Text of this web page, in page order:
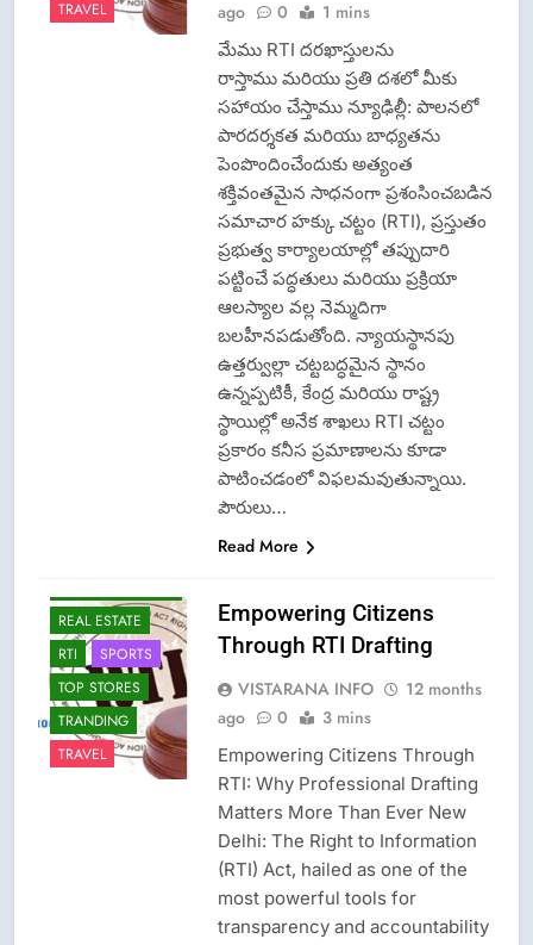
TRAVEL
ago
0 1 mins
మేము RTI దరఖాస్తులను
రాస్తాము మరియు ప్రతి దశలో మీకు
సహాయం చేస్తాము న్యూఢిల్లీ: పాలనలో
పారదర్శకత మరియు బాధ్యతను
పెంపొందించేందుకు అత్యంత
శక్తివంతమైన సాధనంగా ప్రశంసించబడిన
సమాచార హక్కు చట్టం (RTI), ప్రస్తుతం
ప్రభుత్వ కార్యాలయాల్లో తప్పుదారి
పట్టించే పద్ధతులు మరియు ప్రక్రియా
ఆలస్యాల వల్ల నెమ్మదిగా
బలహీనపడుతోంది. న్యాయస్థానపు
ఉత్తర్వుల్లా చట్టబద్ధమైన స్థానం
ఉన్నప్పటికీ, కేంద్ర మరియు రాష్ట్ర
స్థాయిల్లో అనేక శాఖలు RTI చట్టం
ప్రకారం కనీస ప్రమాణాలను కూడా
పాటించడంలో విఫలమవుతున్నాయి.
పౌరులు…
Read More
REAL ESTATE
RTI
SPORTS
TOP STORES
TRANDING
TRAVEL
Empowering Citizens
Through RTI Drafting
VISTARANA INFO
12 months
ago
0 3 mins
Empowering Citizens Through
RTI: Why Professional Drafting
Matters More Than Ever New
Delhi: The Right to Information
(RTI) Act, hailed as one of the
most powerful tools for
transparency and accountability